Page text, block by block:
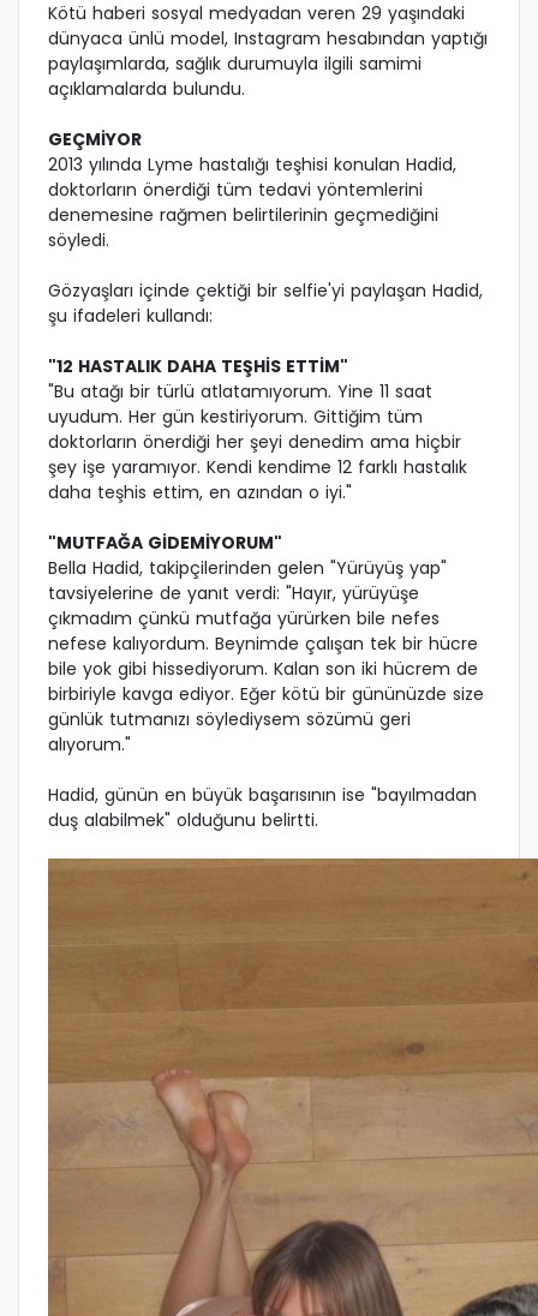
Kötü haberi sosyal medyadan veren 29 yaşındaki
dünyaca ünlü model, Instagram hesabından yaptığı
paylaşımlarda, sağlık durumuyla ilgili samimi
açıklamalarda bulundu.
GEÇMİYOR
2013 yılında Lyme hastalığı teşhisi konulan Hadid,
doktorların önerdiği tüm tedavi yöntemlerini
denemesine rağmen belirtilerinin geçmediğini
söyledi.
Gözyaşları içinde çektiği bir selfie'yi paylaşan Hadid,
şu ifadeleri kullandı:
"12 HASTALIK DAHA TEŞHİS ETTİM"
"Bu atağı bir türlü atlatamıyorum. Yine 11 saat
uyudum. Her gün kestiriyorum. Gittiğim tüm
doktorların önerdiği her şeyi denedim ama hiçbir
şey işe yaramıyor. Kendi kendime 12 farklı hastalık
daha teşhis ettim, en azından o iyi."
"MUTFAĞA GİDEMİYORUM"
Bella Hadid, takipçilerinden gelen "Yürüyüş yap"
tavsiyelerine de yanıt verdi: "Hayır, yürüyüşe
çıkmadım çünkü mutfağa yürürken bile nefes
nefese kalıyordum. Beynimde çalışan tek bir hücre
bile yok gibi hissediyorum. Kalan son iki hücrem de
birbiriyle kavga ediyor. Eğer kötü bir gününüzde size
günlük tutmanızı söylediysem sözümü geri
alıyorum."
Hadid, günün en büyük başarısının ise "bayılmadan
duş alabilmek" olduğunu belirtti.